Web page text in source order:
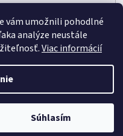
vám umožnili pohodlné
analýze neustále
Viac informácií
Súhlasím
práva vyhradené.Upraviť